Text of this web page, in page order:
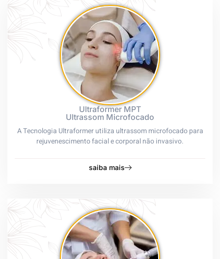
Ultraformer MPT
Ultrassom Microfocado
A Tecnologia Ultraformer utiliza ultrassom microfocado para
rejuvenescimento facial e corporal não invasivo.
saiba mais